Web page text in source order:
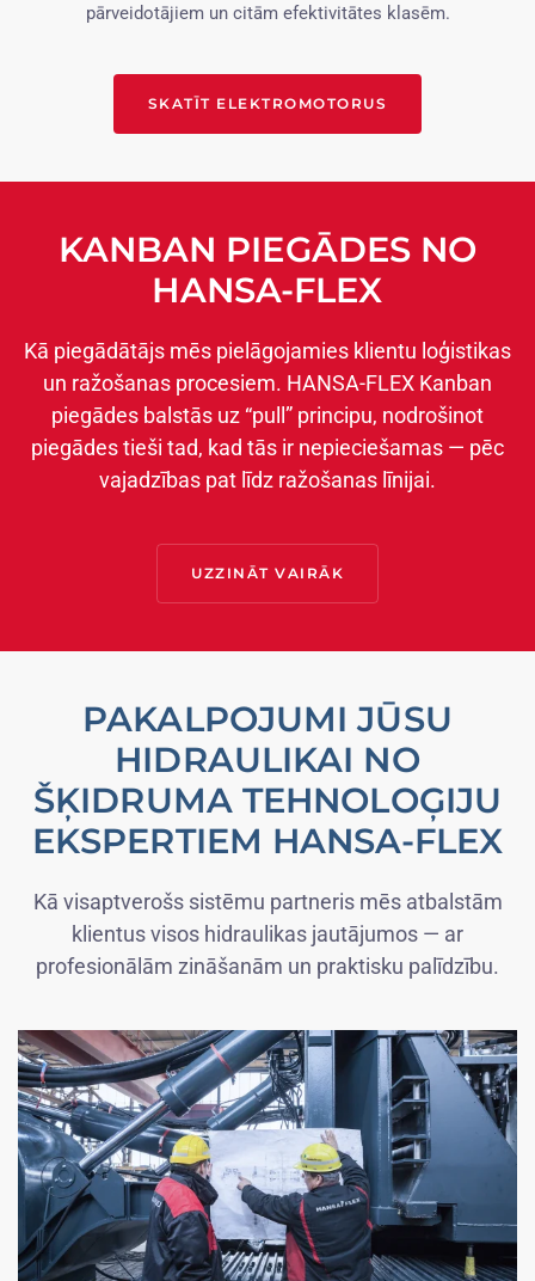
pārveidotājiem un citām efektivitātes klasēm.
SKATĪT ELEKTROMOTORUS
KANBAN PIEGĀDES NO
HANSA-FLEX
Kā piegādātājs mēs pielāgojamies klientu loģistikas
un ražošanas procesiem. HANSA-FLEX Kanban
piegādes balstās uz “pull” principu, nodrošinot
piegādes tieši tad, kad tās ir nepieciešamas — pēc
vajadzības pat līdz ražošanas līnijai.
UZZINĀT VAIRĀK
PAKALPOJUMI JŪSU
HIDRAULIKAI NO
ŠĶIDRUMA TEHNOLOĢIJU
EKSPERTIEM HANSA-FLEX
Kā visaptverošs sistēmu partneris mēs atbalstām
klientus visos hidraulikas jautājumos — ar
profesionālām zināšanām un praktisku palīdzību.